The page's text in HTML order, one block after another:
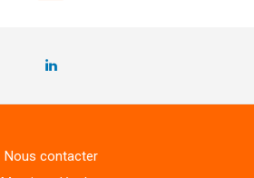
Nous contacter